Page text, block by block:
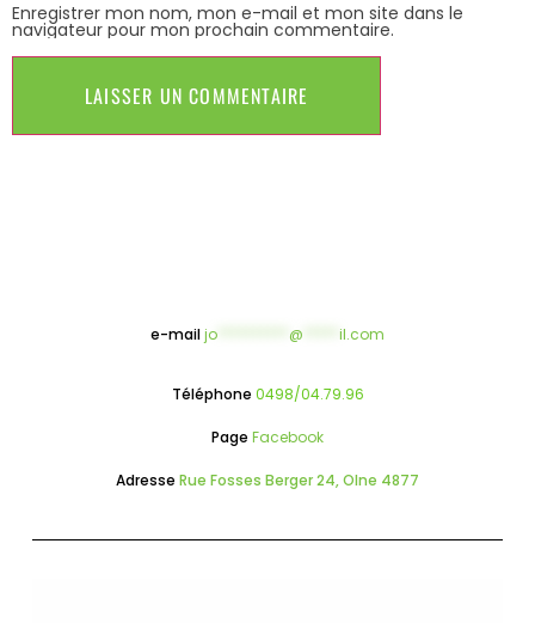
Enregistrer mon nom, mon e-mail et mon site dans le
navigateur pour mon prochain commentaire.
e-mailjo @ il.com
Téléphone 0498/04.79.96
Page Facebook
Adresse Rue Fosses Berger 24, Olne 4877